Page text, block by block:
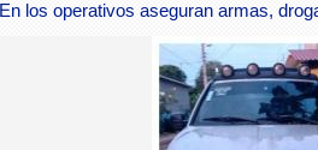
En los operativos aseguran armas,